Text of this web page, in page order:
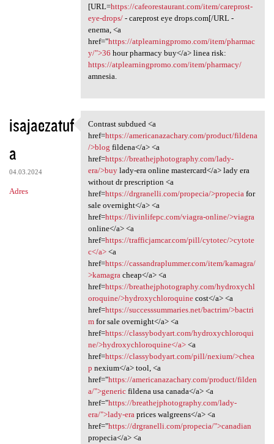
[URL=https://cafeorestaurant.com/item/careprost-
eye-drops/- careprost eye drops.com[/URL -
enema, <a
href="https://atplearningpromo.com/item/pharmac
y/">36 hour pharmacy buy</a> linea risk:
https://atplearningpromo.com/item/pharmacy/
amnesia.
isajaezatuf
a
04.03.2024
Adres
Contrast subdued <a href
Contrast subdued <a
href=https://americanazachary.com/product/fildena
/>blog fildena</a> <a
href=https://breathejphotography.com/lady-
era/>buylady-era online mastercard</a> lady era
without dr prescription <a
href=https://drgranelli.com/propecia/>propeciafor
sale overnight</a> <a
href=https://livinlifepc.com/viagra-online/>viagra
online</a> <a
href=https://trafficjamcar.com/pill/cytotec/>cytote
c</a><a
href=https://cassandraplummer.com/item/kamagra/
>kamagracheap</a> <a
href=https://breathejphotography.com/hydroxychl
oroquine/>hydroxychloroquinecost</a> <a
href=https://successsummaries.net/bactrim/>bactri
mfor sale overnight</a> <a
href=https://classybodyart.com/hydroxychloroqui
ne/>hydroxychloroquine</a><a
href=https://classybodyart.com/pill/nexium/>chea
p nexium</a> tool, <a
href="https://americanazachary.com/product/filden
a/">genericfildena usa canada</a> <a
href="https://breathejphotography.com/lady-
era/">lady-eraprices walgreens</a> <a
href="https://drgranelli.com/propecia/">canadian
propecia</a> <a